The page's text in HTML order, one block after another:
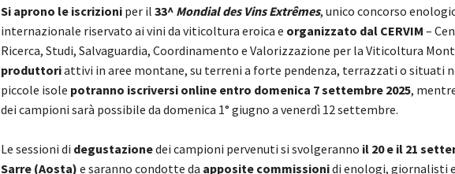
Si aprono le iscrizioniper il 33^ Mondial des Vins Extrêmes, unico concorso
internazionale riservato ai vini da viticoltura eroica e organizzato dal CERVIM –
Ricerca, Studi, Salvaguardia, Coordinamento e Valorizzazione per la Viticoltura
produttoriattivi in aree montane, su terreni a forte pendenza, terrazzati o situati
piccole isole potranno iscriversi online entro domenica 7 settembre 2025,
dei campioni sarà possibile da domenica 1° giugno a venerdì 12 settembre.
​Le sessioni di degustazionedei campioni pervenuti si svolgeranno il 20 e il 21
Sarre (Aosta) e saranno condotte da apposite commissionidi enologi, giornalisti